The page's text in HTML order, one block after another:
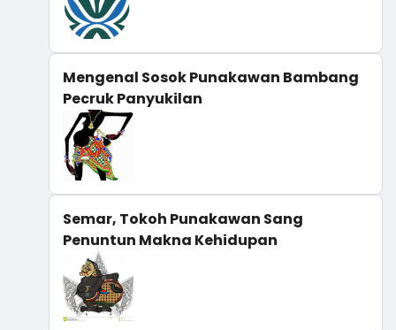
Mengenal Sosok Punakawan Bambang
Pecruk Panyukilan
Semar, Tokoh Punakawan Sang
Penuntun Makna Kehidupan